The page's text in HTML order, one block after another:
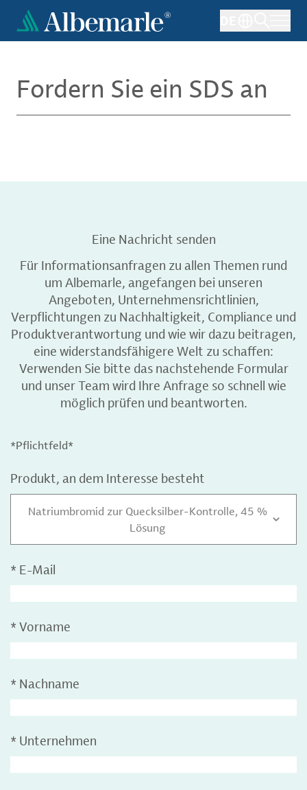
Direkt
zum
Inhalt
Fordern Sie ein SDS an
Eine Nachricht senden
Für Informationsanfragen zu allen Themen rund
um Albemarle, angefangen bei unseren
Angeboten, Unternehmensrichtlinien,
Verpflichtungen zu Nachhaltigkeit, Compliance und
Produktverantwortung und wie wir dazu beitragen,
eine widerstandsfähigere Welt zu schaffen:
Verwenden Sie bitte das nachstehende Formular
und unser Team wird Ihre Anfrage so schnell wie
möglich prüfen und beantworten.
*Pflichtfeld*
Produkt, an dem Interesse besteht
Natriumbromid zur Quecksilber-Kontrolle, 45 %
Lösung
* E-Mail
* Vorname
* Nachname
* Unternehmen